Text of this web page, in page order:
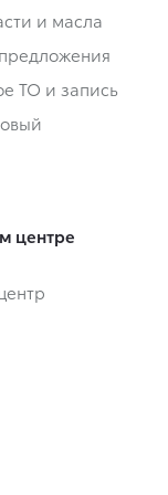
и масла
ТО и запись
центре